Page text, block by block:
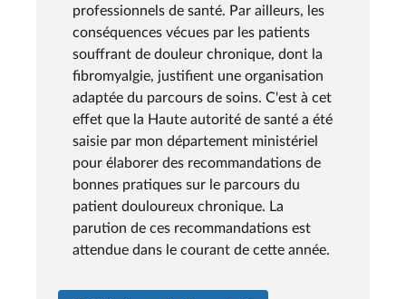
professionnels de santé. Par ailleurs, les
conséquences vécues par les patients
souffrant de douleur chronique, dont la
fibromyalgie, justifient une organisation
adaptée du parcours de soins. C'est à cet
effet que la Haute autorité de santé a été
saisie par mon département ministériel
pour élaborer des recommandations de
bonnes pratiques sur le parcours du
patient douloureux chronique. La
parution de ces recommandations est
attendue dans le courant de cette année.